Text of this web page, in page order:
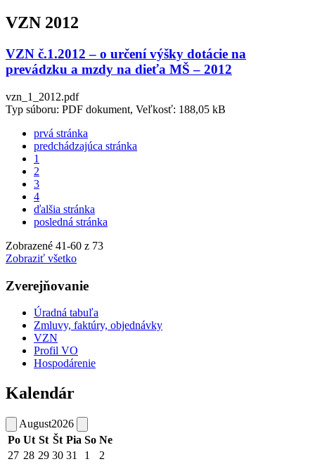
VZN 2012
VZN č.1.2012 – o určení výšky dotácie na
prevádzku a mzdy na dieťa MŠ – 2012
vzn_1_2012.pdf
Typ súboru: PDF dokument, Veľkosť: 188,05 kB
prvá stránka
predchádzajúca stránka
1
2
3
4
ďalšia stránka
posledná stránka
Zobrazené 41-60 z 73
Zobraziť všetko
Zverejňovanie
Úradná tabuľa
Zmluvy, faktúry, objednávky
VZN
Profil VO
Hospodárenie
Kalendár
August2026
Po Ut St Št Pia So Ne
27 28 29 30 31 1
2